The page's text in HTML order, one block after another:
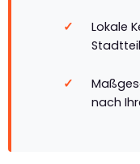
Lokale
nach